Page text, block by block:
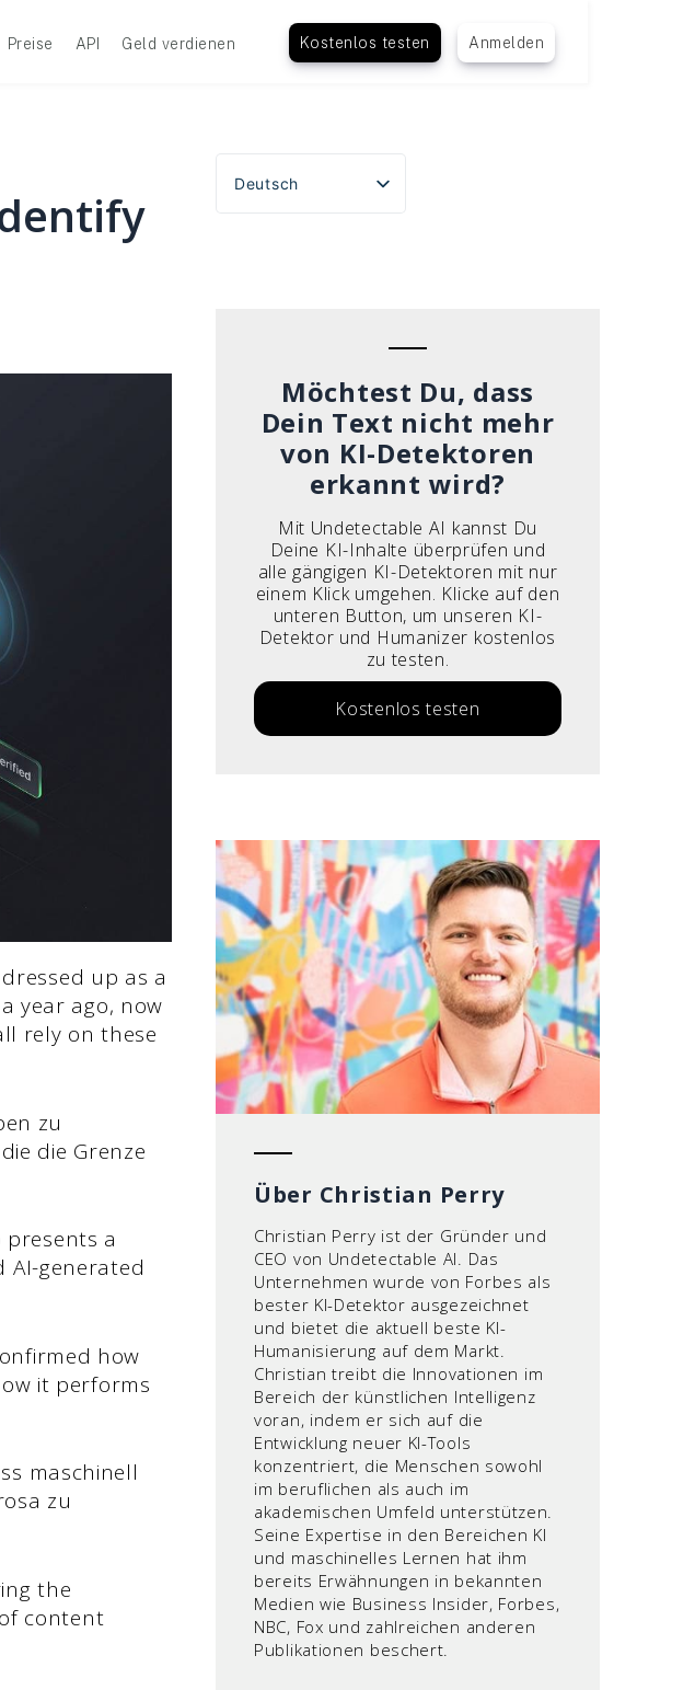
Preise API Geld verdienen Kostenlos testen Anmelden
up as a
year ago, now
rely on these
zu
die Grenze
a
AI-generated
how
it performs
maschinell
zu
the
content
Deutsch
English
Möchtest Du, dass
Dein Text nicht mehr
von KI-Detektoren
erkannt wird?
Mit Undetectable AI kannst Du
Deine KI-Inhalte überprüfen und
alle gängigen KI-Detektoren mit nur
einem Klick umgehen. Klicke auf den
unteren Button, um unseren KI-
Detektor und Humanizer kostenlos
zu testen.
Kostenlos testen
Über Christian Perry
Christian Perry ist der Gründer und
CEO von Undetectable AI. Das
Unternehmen wurde von Forbes als
bester KI-Detektor ausgezeichnet
und bietet die aktuell beste KI-
Humanisierung auf dem Markt.
Christian treibt die Innovationen im
Bereich der künstlichen Intelligenz
voran, indem er sich auf die
Entwicklung neuer KI-Tools
konzentriert, die Menschen sowohl
im beruflichen als auch im
akademischen Umfeld unterstützen.
Seine Expertise in den Bereichen KI
und maschinelles Lernen hat ihm
bereits Erwähnungen in bekannten
Medien wie Business Insider, Forbes,
NBC, Fox und zahlreichen anderen
Publikationen beschert.